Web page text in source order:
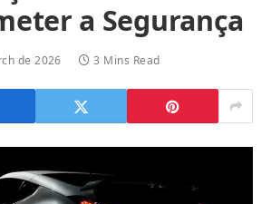
a Segurança
de 2026 3 Mins Read